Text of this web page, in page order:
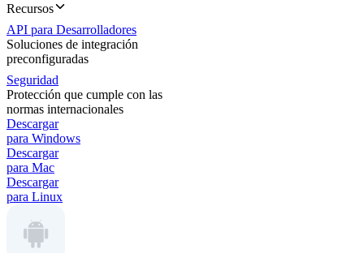
Recursos
API para Desarrolladores
Soluciones de integración
preconfiguradas
Seguridad
Protección que cumple con las
normas internacionales
Descargar
para Windows
Descargar
para Mac
Descargar
para Linux